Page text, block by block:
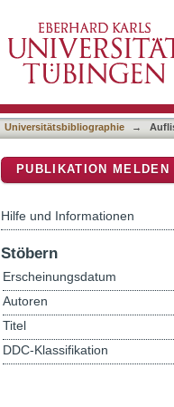
Universitätsbibliographie →
PUBLIKATION MELDEN
Hilfe und Informationen
Stöbern
Erscheinungsdatum
Autoren
Titel
DDC-Klassifikation